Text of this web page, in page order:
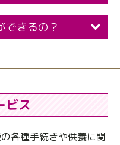
できるの？
ビス
各種手続きや供養に関